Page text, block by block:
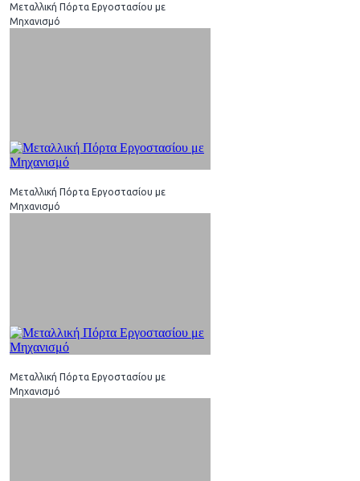
Μεταλλική Πόρτα Εργοστασίου με
Μηχανισμό
Μεταλλική Πόρτα Εργοστασίου με
Μηχανισμό
Μεταλλική Πόρτα Εργοστασίου με
Μηχανισμό